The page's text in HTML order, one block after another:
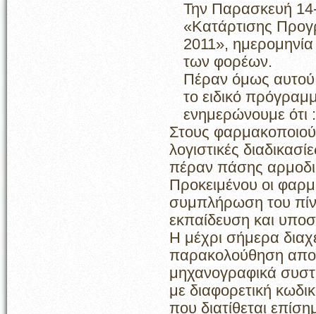
Την Παρασκευή
«Κατάρτισης
2011»,
των φορέων.
Πέραν όμως
το ειδικό
ενημερώνουμε ότι :
Στους
λογιστικές
πέραν πάσης
Προκειμένου οι
συμπλήρωση του
εκπαίδευση και
Η μέχρι σήμερα
παρακολούθηση
μηχανογραφικά
με διαφορετική
που διατίθεται